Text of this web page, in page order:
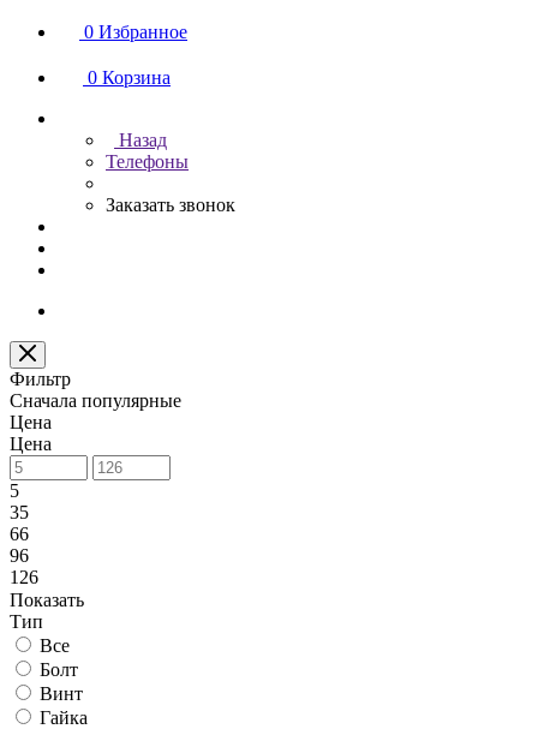
0 Избранное
0 Корзина
Назад
Телефоны
Заказать звонок
Фильтр
Сначала популярные
Цена
Цена
5
35
66
96
126
Показать
Тип
Все
Болт
Винт
Гайка